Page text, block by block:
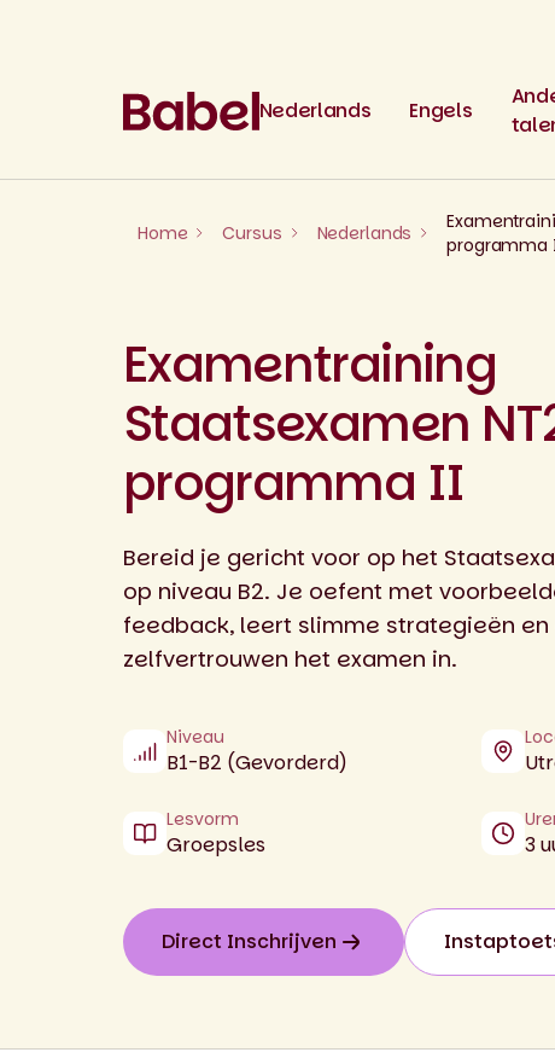
Nederlands
Engels
Home Cursus Nederlands
programma
Examentraining
Staatsexamen
programma II
Bereid je gericht voor op het
op niveau B2. Je oefent met
feedback, leert slimme strategieën
zelfvertrouwen het examen in.
Niveau
B1-B2 (Gevorderd)
Lesvorm
Groepsles 3
Direct Inschrijven